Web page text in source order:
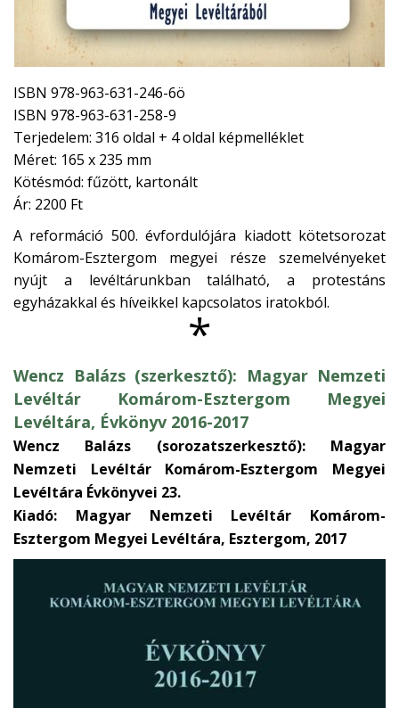
ISBN 978-963-631-246-6ö
ISBN 978-963-631-258-9
Terjedelem: 316 oldal + 4 oldal képmelléklet
Méret: 165 x 235 mm
Kötésmód: fűzött, kartonált
Ár: 2200 Ft
A reformáció 500. évfordulójára kiadott kötetsorozat
Komárom-Esztergom megyei része szemelvényeket
nyújt a levéltárunkban található, a protestáns
egyházakkal és híveikkel kapcsolatos iratokból.
*
Wencz Balázs (szerkesztő): Magyar Nemzeti
Levéltár Komárom-Esztergom Megyei
Levéltára, Évkönyv 2016-2017
Wencz Balázs (sorozatszerkesztő): Magyar
Nemzeti Levéltár Komárom-Esztergom Megyei
Levéltára Évkönyvei 23.
Kiadó: Magyar Nemzeti Levéltár Komárom-
Esztergom Megyei Levéltára, Esztergom, 2017